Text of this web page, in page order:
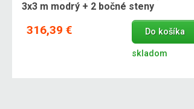
3x3 m modrý + 2 bočné steny
316,39 € Do košíka
skladom